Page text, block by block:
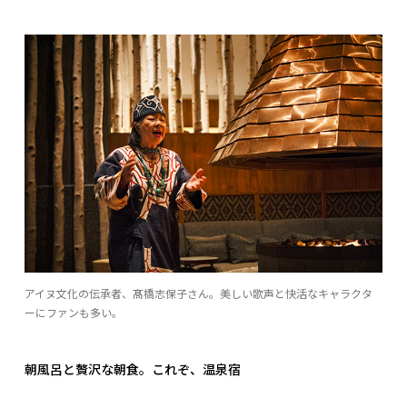
アイヌ文化の伝承者、髙橋志保子さん。美しい歌声と快活なキャラクタ
ーにファンも多い。
朝風呂と贅沢な朝食。これぞ、温泉宿